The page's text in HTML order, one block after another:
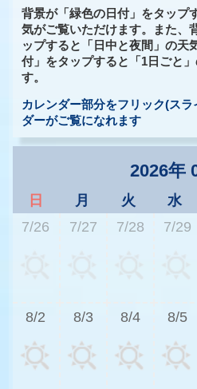
背景が「緑色の日付」をタップ
気がご覧いただけます。また、
ップすると「日中と夜間」の天
付」をタップすると「1日ごと
す。
カレンダー部分をフリック(ス
ダーがご覧になれます
2026年
日 月 火 水
7/26
7/27 7/28 7/29
8/2 8/3 8/4 8/5